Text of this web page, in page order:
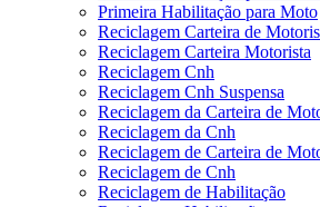
Primeira Habilitação para Moto
Reciclagem Carteira de
Reciclagem Carteira Motorista
Reciclagem Cnh
Reciclagem Cnh Suspensa
Reciclagem da Carteira de
Reciclagem da Cnh
Reciclagem de Carteira de
Reciclagem de Cnh
Reciclagem de Habilitação